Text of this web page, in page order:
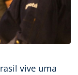
vive uma